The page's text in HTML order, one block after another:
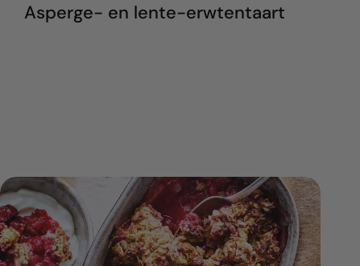
Asperge- en lente-erwtentaart